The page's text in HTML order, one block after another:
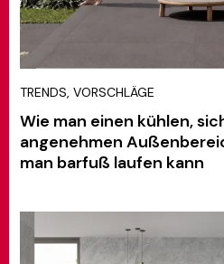
TRENDS, VORSCHLÄGE
Wie man einen kühlen,
angenehmen
man barfuß laufen kann